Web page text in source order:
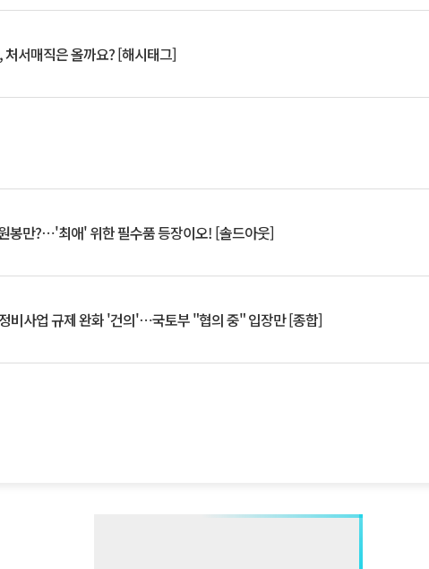
서매직은 올까요? [해시태그]
봉만?⋯'최애' 위한 필수품 등장이오! [솔드아웃]
비사업 규제 완화 '건의'⋯국토부 "협의 중" 입장만 [종합]